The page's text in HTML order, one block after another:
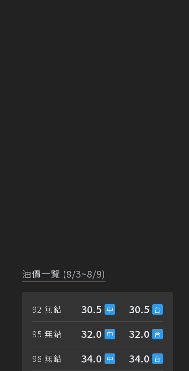
油價一覽 (8/3~8/9)
92 無鉛 30.5 30.5
95 無鉛 32.0 32.0
98 無鉛 34.0 34.0